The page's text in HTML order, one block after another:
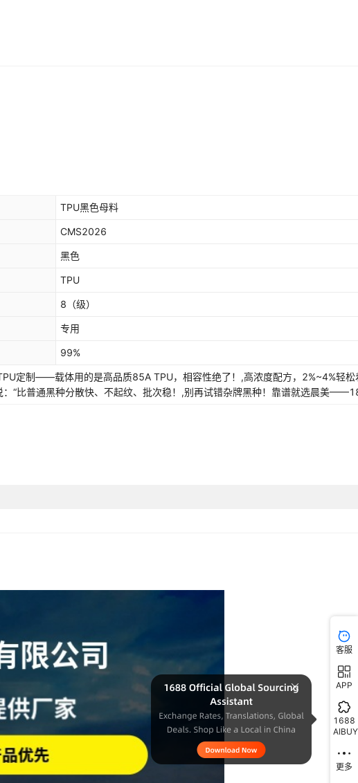
TPU黑色母料
CMS2026
黑色
TPU
8 （级）
专用
99%
定制——载体用的是高品质85A TPU，相容性绝了！,高浓度配方，2%~4%轻松
“比普通黑种分散快、不起纹、批次稳！,别再试错杂牌黑种！靠谱就选晨美
客服
APP
1688
AIBUY
更多